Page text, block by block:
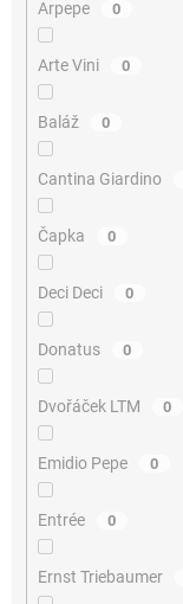
Arpepe 0
Arte Vini 0
Baláž 0
Cantina Giardino
Čapka 0
Deci Deci 0
Donatus 0
Dvořáček LTM 0
Emidio Pepe 0
Entrée 0
Ernst Triebaumer